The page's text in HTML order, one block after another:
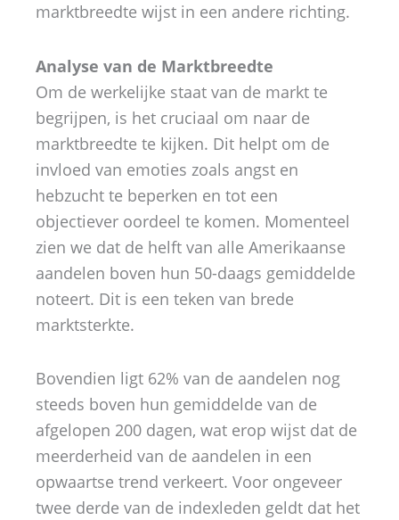
marktbreedte wijst in een andere richting.
Analyse van de Marktbreedte
Om de werkelijke staat van de markt te
begrijpen, is het cruciaal om naar de
marktbreedte te kijken. Dit helpt om de
invloed van emoties zoals angst en
hebzucht te beperken en tot een
objectiever oordeel te komen. Momenteel
zien we dat de helft van alle Amerikaanse
aandelen boven hun 50-daags gemiddelde
noteert. Dit is een teken van brede
marktsterkte.
Bovendien ligt 62% van de aandelen nog
steeds boven hun gemiddelde van de
afgelopen 200 dagen, wat erop wijst dat de
meerderheid van de aandelen in een
opwaartse trend verkeert. Voor ongeveer
twee derde van de indexleden geldt dat het